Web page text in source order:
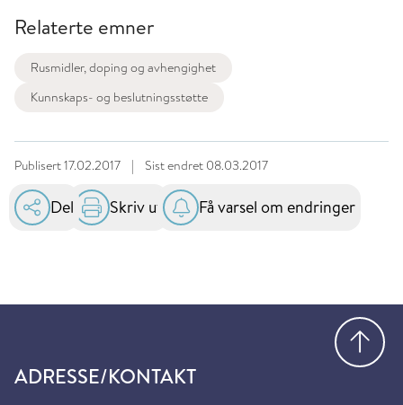
Relaterte emner
Rusmidler, doping og avhengighet
Kunnskaps- og beslutningsstøtte
Publisert17.02.2017 | Sist endret 08.03.2017
Del Skriv ut Få varsel om endringer
ADRESSE/KONTAKT